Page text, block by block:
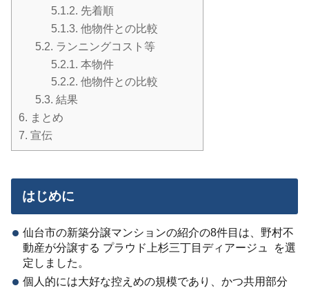
5.1.2. 先着順
5.1.3. 他物件との比較
5.2. ランニングコスト等
5.2.1. 本物件
5.2.2. 他物件との比較
5.3. 結果
6. まとめ
7. 宣伝
はじめに
仙台市の新築分譲マンションの紹介の8件目は、野村不
動産が分譲する プラウド上杉三丁目ディアージュ を選
定しました。
個人的には大好な控えめの規模であり、かつ共用部分